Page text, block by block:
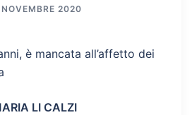
2020
è mancata all’affetto dei
LI CALZI